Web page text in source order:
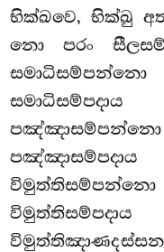
භික්ඛවෙ, භික්ඛු
නො පරං